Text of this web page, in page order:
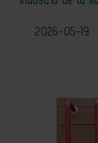
2026-05-19